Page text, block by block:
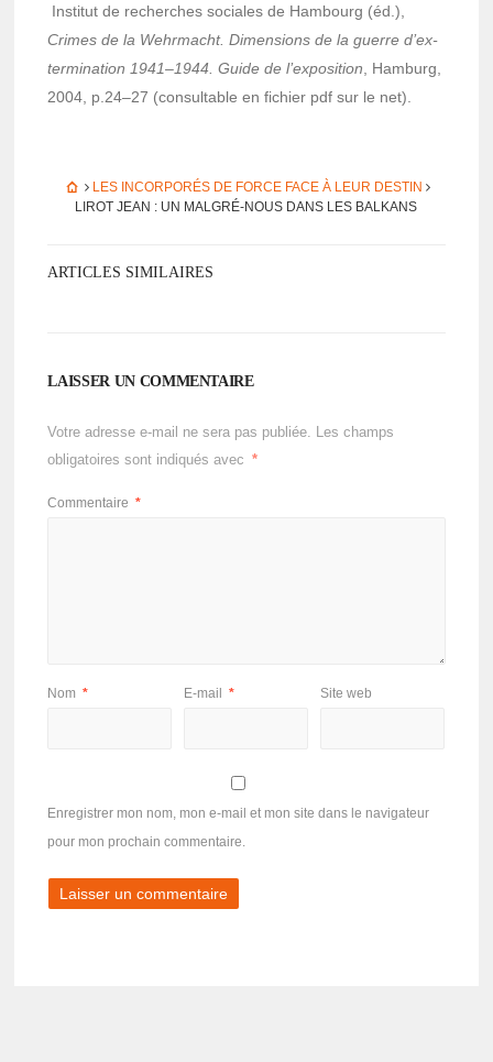
Insti­tut de recherches sociales de Hambourg (éd.),
Crimes de la Wehr­macht. Dimen­sions de la guerre d’ex­
ter­mi­na­tion 1941–1944. Guide de l’ex­po­si­tion , Hamburg,
2004, p.24–27 (consul­table en fichier pdf sur le net).
LES INCORPORÉS DE FORCE FACE À LEUR DESTIN
LIROT JEAN : UN MALGRÉ-NOUS DANS LES BALKANS
ARTICLES SIMILAIRES
LAISSER UN COMMENTAIRE
Votre adresse e-mail ne sera pas publiée. Les champs
obligatoires sont indiqués avec
*
Commentaire *
Nom * E-mail * Site web
Enregistrer mon nom, mon e-mail et mon site dans le navigateur
pour mon prochain commentaire.